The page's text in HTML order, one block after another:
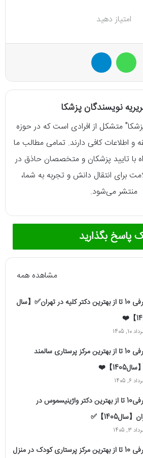
امتیاز دهید
واتس آپ
نویسندگان پزشکا
متشکل از افرادی است که در حوزه
اطلاعات کافی دارند. تمامی مطالب ما
با تایید پزشکان و متخصصان حاذق در
برای انتقال دانش و تجربه به شما،
منتشر می‌شود.
پاسخ بگذارید
مشاهده همه
معرفی 10 تا از بهترین دکتر کلیه در تهران✅【سال
10, 1405
معرفی 10 تا از بهترین مرکز پرستاری سالمند
】❤️
6, 1405
معرفی10 تا از بهترین دکتر واژینیسموس در
سال1405】✅
3, 1405
معرفی 10 تا از بهترین مرکز پرستاری کودک در منزل